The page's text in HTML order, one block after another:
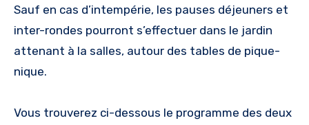
Sauf en cas d’intempérie, les pauses déjeuners et
inter-rondes pourront s’effectuer dans le jardin
attenant à la salles, autour des tables de pique-
nique.
Vous trouverez ci-dessous le programme des deux